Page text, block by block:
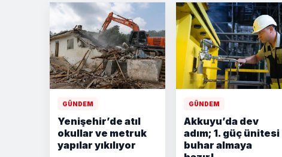
GÜNDEM
Yenişehir’de atıl
okullar ve metruk
yapılar yıkılıyor
GÜNDEM
Akkuyu’da dev
adım; 1. güç ünitesi
buhar almaya